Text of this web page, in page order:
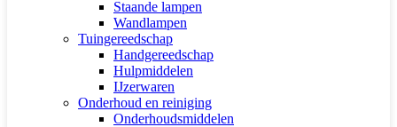
Staande lampen
Wandlampen
Tuingereedschap
Handgereedschap
Hulpmiddelen
IJzerwaren
Onderhoud en reiniging
Onderhoudsmiddelen